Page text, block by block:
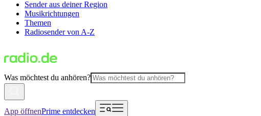
Sender aus deiner Region
Musikrichtungen
Themen
Radiosender von A-Z
Was möchtest du anhören?
App öffnenPrime entdecken